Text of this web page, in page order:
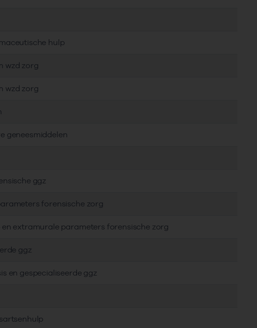
hulp
wzd zorg
wzd zorg
geneesmiddelen
ggz
forensische zorg
extramurale parameters forensische zorg
ggz
en gespecialiseerde ggz